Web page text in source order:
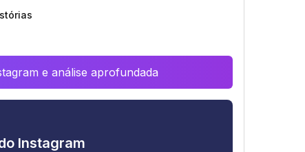
e análise aprofundada
Instagram